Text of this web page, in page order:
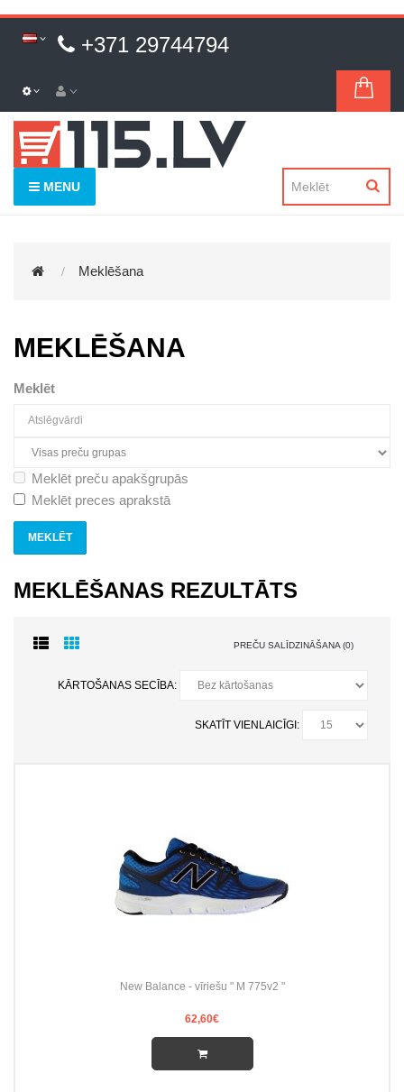
+371 29744794
MENU
Meklēšana
MEKLĒŠANA
Meklēt
Meklēt preču apakšgrupās
Meklēt preces aprakstā
MEKLĒŠANAS REZULTĀTS
PREČU SALĪDZINĀŠANA (0)
KĀRTOŠANAS SECĪBA:
SKATĪT VIENLAICĪGI:
New Balance - vīriešu " M 775v2 "
62,60€